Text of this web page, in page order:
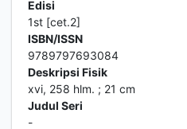
Edisi
1st [cet.2]
ISBN/ISSN
9789797693084
Deskripsi Fisik
xvi, 258 hlm. ; 21 cm
Judul Seri
-